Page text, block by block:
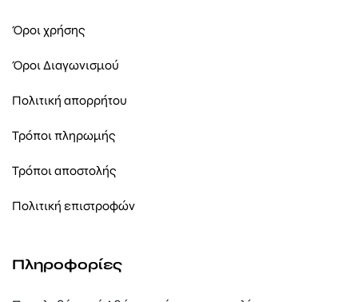
Όροι χρήσης
Όροι Διαγωνισμού
Πολιτική απορρήτου
Τρόποι πληρωμής
Τρόποι αποστολής
Πολιτική επιστροφών
Πληροφορίες